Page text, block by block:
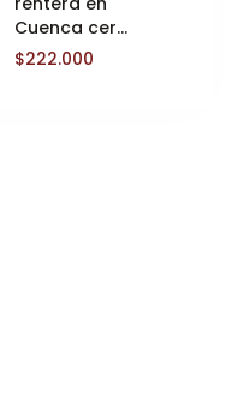
Cuenca cer...
$222.000